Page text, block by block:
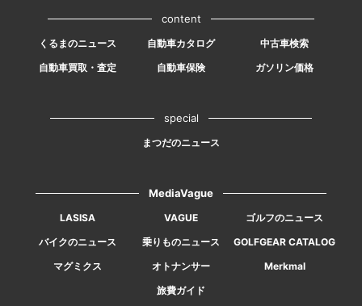
content
くるまのニュース 自動車カタログ
中古車検索
自動車買取・査定
自動車保険 ガソリン価格
special
まつだのニュース
MediaVague
LASISA VAGUE
ゴルフのニュース
バイクのニュース
乗りものニュース
GOLFGEAR CATALOG
マグミクス
オトナンサー
Merkmal
旅費ガイド